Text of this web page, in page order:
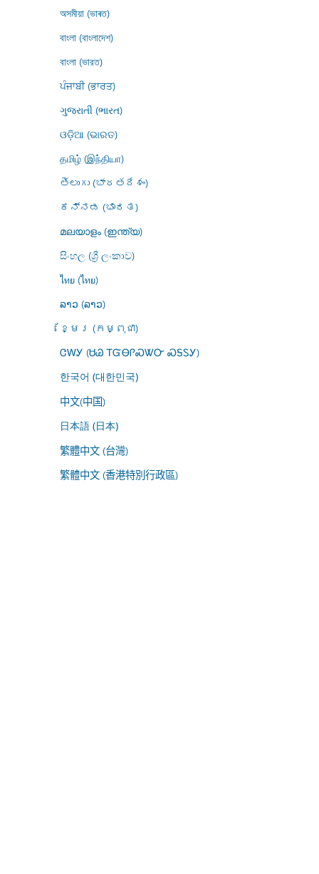
অসমীয়া (ভাৰত)
বাংলা (বাংলাদেশ)
বাংলা (ভারত)
ਪੰਜਾਬੀ (ਭਾਰਤ)
ગુજરાતી (ભારત)
ଓଡ଼ିଆ (ଭାରତ)
தமிழ் (இந்தியா)
తెలుగు (భారతదేశం)
ಕನ್ನಡ (ಭಾರತ)
മലയാളം (ഇന്ത്യ)
සිංහල (ශ්‍රී ලංකාව)
ไทย (ไทย)
ລາວ (ລາວ)
ខ្មែរ (កម្ពុជា)
ᏣᎳᎩ (ᏌᏊ ᎢᏳᎾᎵᏍᏔᏅ ᏍᎦᏚᎩ)
한국어 (대한민국)
中文(中国)
日本語 (日本)
繁體中文 (台灣)
繁體中文 (香港特別行政區)